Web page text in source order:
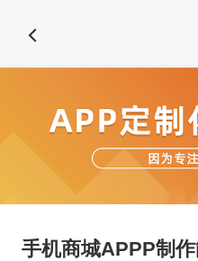
手机商城APPP制